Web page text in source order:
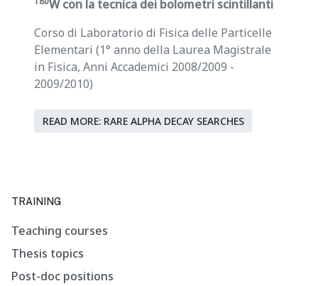
W con la tecnica dei bolometri scintillanti
Corso di Laboratorio di Fisica delle Particelle
Elementari (1° anno della Laurea Magistrale
in Fisica, Anni Accademici 2008/2009 -
2009/2010)
READ MORE: RARE ALPHA DECAY SEARCHES
TRAINING
Teaching courses
Thesis topics
Post-doc positions